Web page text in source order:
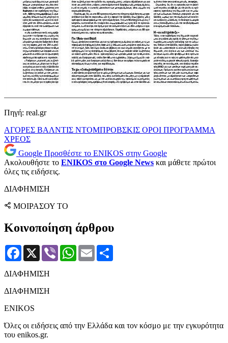
Πηγή: real.gr
ΑΓΟΡΕΣ ΒΑΛΝΤΙΣ ΝΤΟΜΠΡΟΒΣΚΙΣ ΟΡΟΙ ΠΡΟΓΡΑΜΜΑ
ΧΡΕΟΣ
Google Προσθέστε το ENIKOS στην Google
Ακολουθήστε το ENIKOS στο Google News και μάθετε πρώτοι
όλες τις ειδήσεις.
ΔΙΑΦΗΜΙΣΗ
ΜΟΙΡΑΣΟΥ ΤΟ
Κοινοποίηση άρθρου
Facebook
X Viber WhatsApp
Email
ΔΙΑΦΗΜΙΣΗ
ΔΙΑΦΗΜΙΣΗ
ENIKOS
Όλες οι ειδήσεις από την Ελλάδα και τον κόσμο με την εγκυρότητα
του enikos.gr.